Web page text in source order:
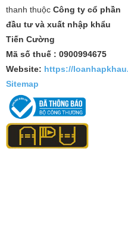
thanh thuộc Công ty cổ phần
đầu tư và xuất nhập khẩu
Tiến Cường
Mã số thuế : 0900994675
Website: https://
Sitemap